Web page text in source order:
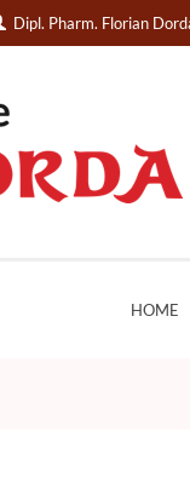
Dipl. Pharm. Florian
HOME